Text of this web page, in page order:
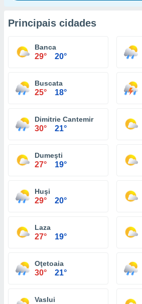
Principais cidades
Banca
29° 20°
Buscata
25° 18°
Dimitrie Cantemir
30° 21°
Dumeşti
27° 19°
Huşi
29° 20°
Laza
27° 19°
Oţetoaia
30° 21°
Vaslui